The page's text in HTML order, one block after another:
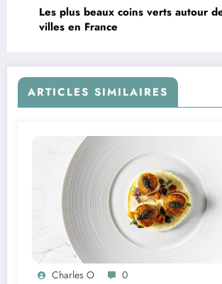
Les plus beaux coins verts autour
villes en France
ARTICLES SIMILAIRES
Charles O 0